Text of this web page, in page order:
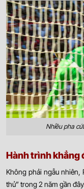
Nhiều pha
Hành trình khẳng
Không phải ngẫu nhiên,
thủ” trong 2 năm gần